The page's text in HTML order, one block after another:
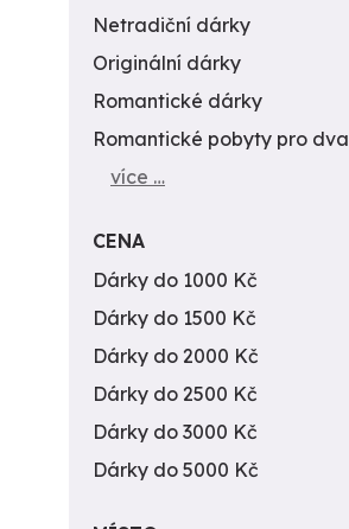
Netradiční dárky
Originální dárky
Romantické dárky
Romantické pobyty pro dva
více …
CENA
Dárky do 1000 Kč
Dárky do 1500 Kč
Dárky do 2000 Kč
Dárky do 2500 Kč
Dárky do 3000 Kč
Dárky do 5000 Kč